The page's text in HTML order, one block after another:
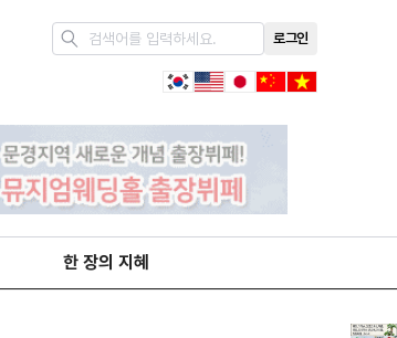
로그인
한 장의 지혜